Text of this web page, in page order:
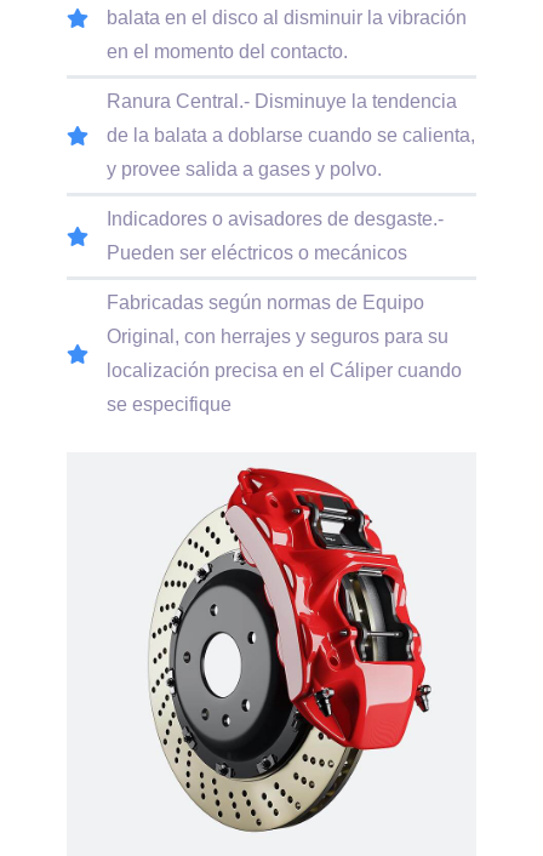
balata en el disco al disminuir la vibración
en el momento del contacto.
Ranura Central.- Disminuye la tendencia
de la balata a doblarse cuando se calienta,
y provee salida a gases y polvo.
Indicadores o avisadores de desgaste.-
Pueden ser eléctricos o mecánicos
Fabricadas según normas de Equipo
Original, con herrajes y seguros para su
localización precisa en el Cáliper cuando
se especifique